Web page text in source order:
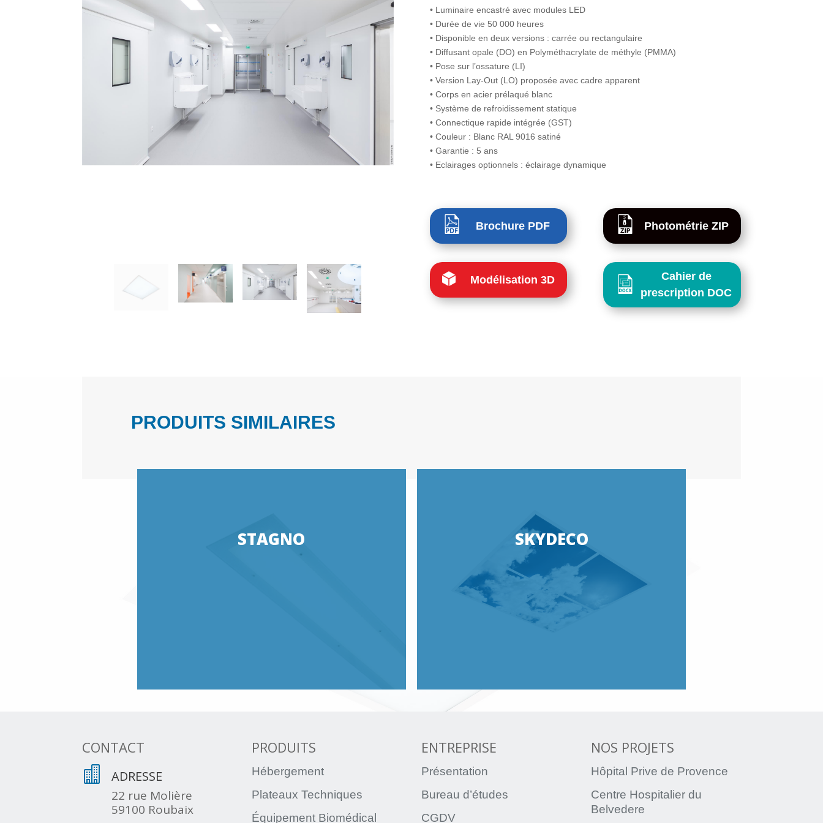
• Luminaire encastré avec modules LED
• Durée de vie 50 000 heures
• Disponible en deux versions : carrée ou rectangulaire
• Diffusant opale (DO) en Polyméthacrylate de méthyle (PMMA)
• Pose sur l’ossature (LI)
• Version Lay-Out (LO) proposée avec cadre apparent
• Corps en acier prélaqué blanc
• Système de refroidissement statique
• Connectique rapide intégrée (GST)
• Couleur : Blanc RAL 9016 satiné
• Garantie : 5 ans
• Eclairages optionnels : éclairage dynamique
Brochure PDF
Modélisation 3D
Photométrie ZIP
Cahier de
prescription DOC
PRODUITS SIMILAIRES
STAGNO SKYDECO
CONTACT
 ADRESSE
22 rue Molière
59100 Roubaix
PRODUITS
Hébergement
Plateaux Techniques
Équipement Biomédical
ENTREPRISE
Présentation
Bureau d’études
CGDV
NOS PROJETS
Hôpital Prive de Provence
Centre Hospitalier du
Belvedere